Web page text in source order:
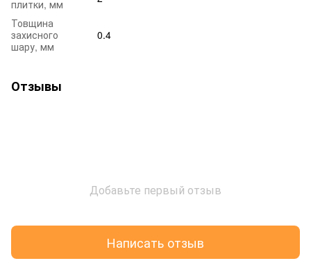
плитки, мм
Товщина
захисного
шару, мм
0.4
Отзывы
Добавьте первый отзыв
Написать отзыв